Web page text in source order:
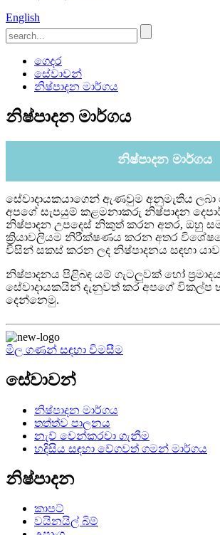
English
ගෙදර
සේවාවන්
නිෂ්පාදන මාර්ගය
නිෂ්පාදන මාර්ගය
නිෂ්පාදන මාර්ගය
සේවාදායකයාගෙන් ඇණවුම අනුමැතිය ලබා
අපගේ සැපයුම් කළමනාකරු නිෂ්පාදන
නිෂ්පාදන උපදෙස් නිකුත් කරන අතර, ඔහු
ක්‍රියාවලියම නිරීක්ෂණය කරන අතර
විසින් සකස් කරන ලද නිෂ්පාදනය සඳහා
නිෂ්පාදනය පිළිබඳ යම් ගැටලුවක් හෝ
සේවාදායකයින් දැනුවත් කර අපගේ විකල්ප
දෙන්නෙමු.
මිල ගණන් සඳහා විමසීම
සේවාවන්
නිෂ්පාදන මාර්ගය
තත්ත්ව පාලනය
නැව් වෙන්කරවා ගැනීම
හදිසිය සඳහා වේගවත් ගමන් මාර්ගය
නිෂ්පාදන
කාපට්
වයිනයිල් බිම්